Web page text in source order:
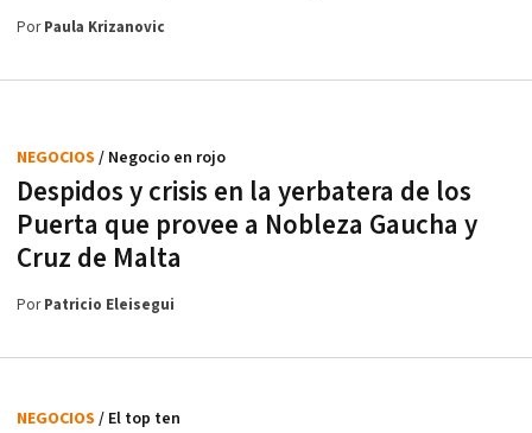
PorPaula Krizanovic
Despidos y crisis en la yerbatera de los
Puerta que provee a Nobleza Gaucha y
Cruz de Malta
NEGOCIOS / Negocio en rojo
PorPatricio Eleisegui
NEGOCIOS / El top ten